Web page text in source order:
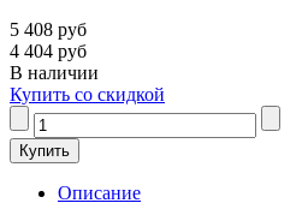
5 408 руб
4 404 руб
В наличии
Купить со скидкой
Описание